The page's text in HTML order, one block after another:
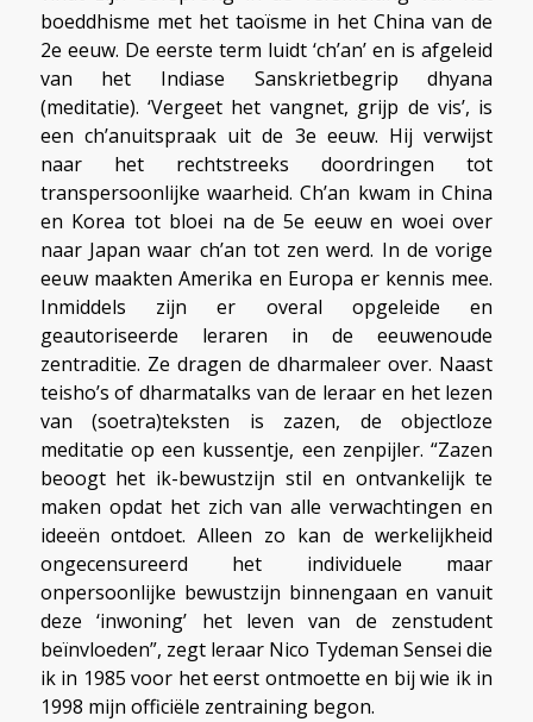
boeddhisme met het taoïsme in het China van de
2e eeuw. De eerste term luidt ‘ch’an’ en is afgeleid
van het Indiase Sanskrietbegrip dhyana
(meditatie). ‘Vergeet het vangnet, grijp de vis’, is
een ch’anuitspraak uit de 3e eeuw. Hij verwijst
naar het rechtstreeks doordringen tot
transpersoonlijke waarheid. Ch’an kwam in China
en Korea tot bloei na de 5e eeuw en woei over
naar Japan waar ch’an tot zen werd. In de vorige
eeuw maakten Amerika en Europa er kennis mee.
Inmiddels zijn er overal opgeleide en
geautoriseerde leraren in de eeuwenoude
zentraditie. Ze dragen de dharmaleer over. Naast
teisho’s of dharmatalks van de leraar en het lezen
van (soetra)teksten is zazen, de objectloze
meditatie op een kussentje, een zenpijler. “Zazen
beoogt het ik-bewustzijn stil en ontvankelijk te
maken opdat het zich van alle verwachtingen en
ideeën ontdoet. Alleen zo kan de werkelijkheid
ongecensureerd het individuele maar
onpersoonlijke bewustzijn binnengaan en vanuit
deze ‘inwoning’ het leven van de zenstudent
beïnvloeden”, zegt leraar Nico Tydeman Sensei die
ik in 1985 voor het eerst ontmoette en bij wie ik in
1998 mijn officiële zentraining begon.